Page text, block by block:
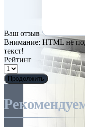
Ваш отзыв
Внимание: HTML не
текст!
Рейтинг
Продолжить